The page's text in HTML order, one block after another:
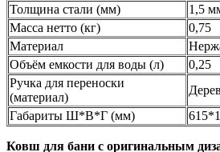
Толщина стали (мм)
1,5
Масса нетто (кг)
0,75
Материал
Объём емкости для воды (л)
0,25
Ручка для переноски
(материал)
Габариты Ш*В*Г (мм)
Ковш для бани с оригинальным